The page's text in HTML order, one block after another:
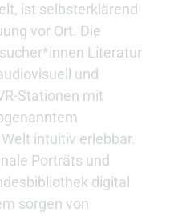
ist selbsterklärend
vor Ort. Die
Literatur
und
Stationen mit
intuitiv erlebbar.
Porträts und
digital
sorgen von